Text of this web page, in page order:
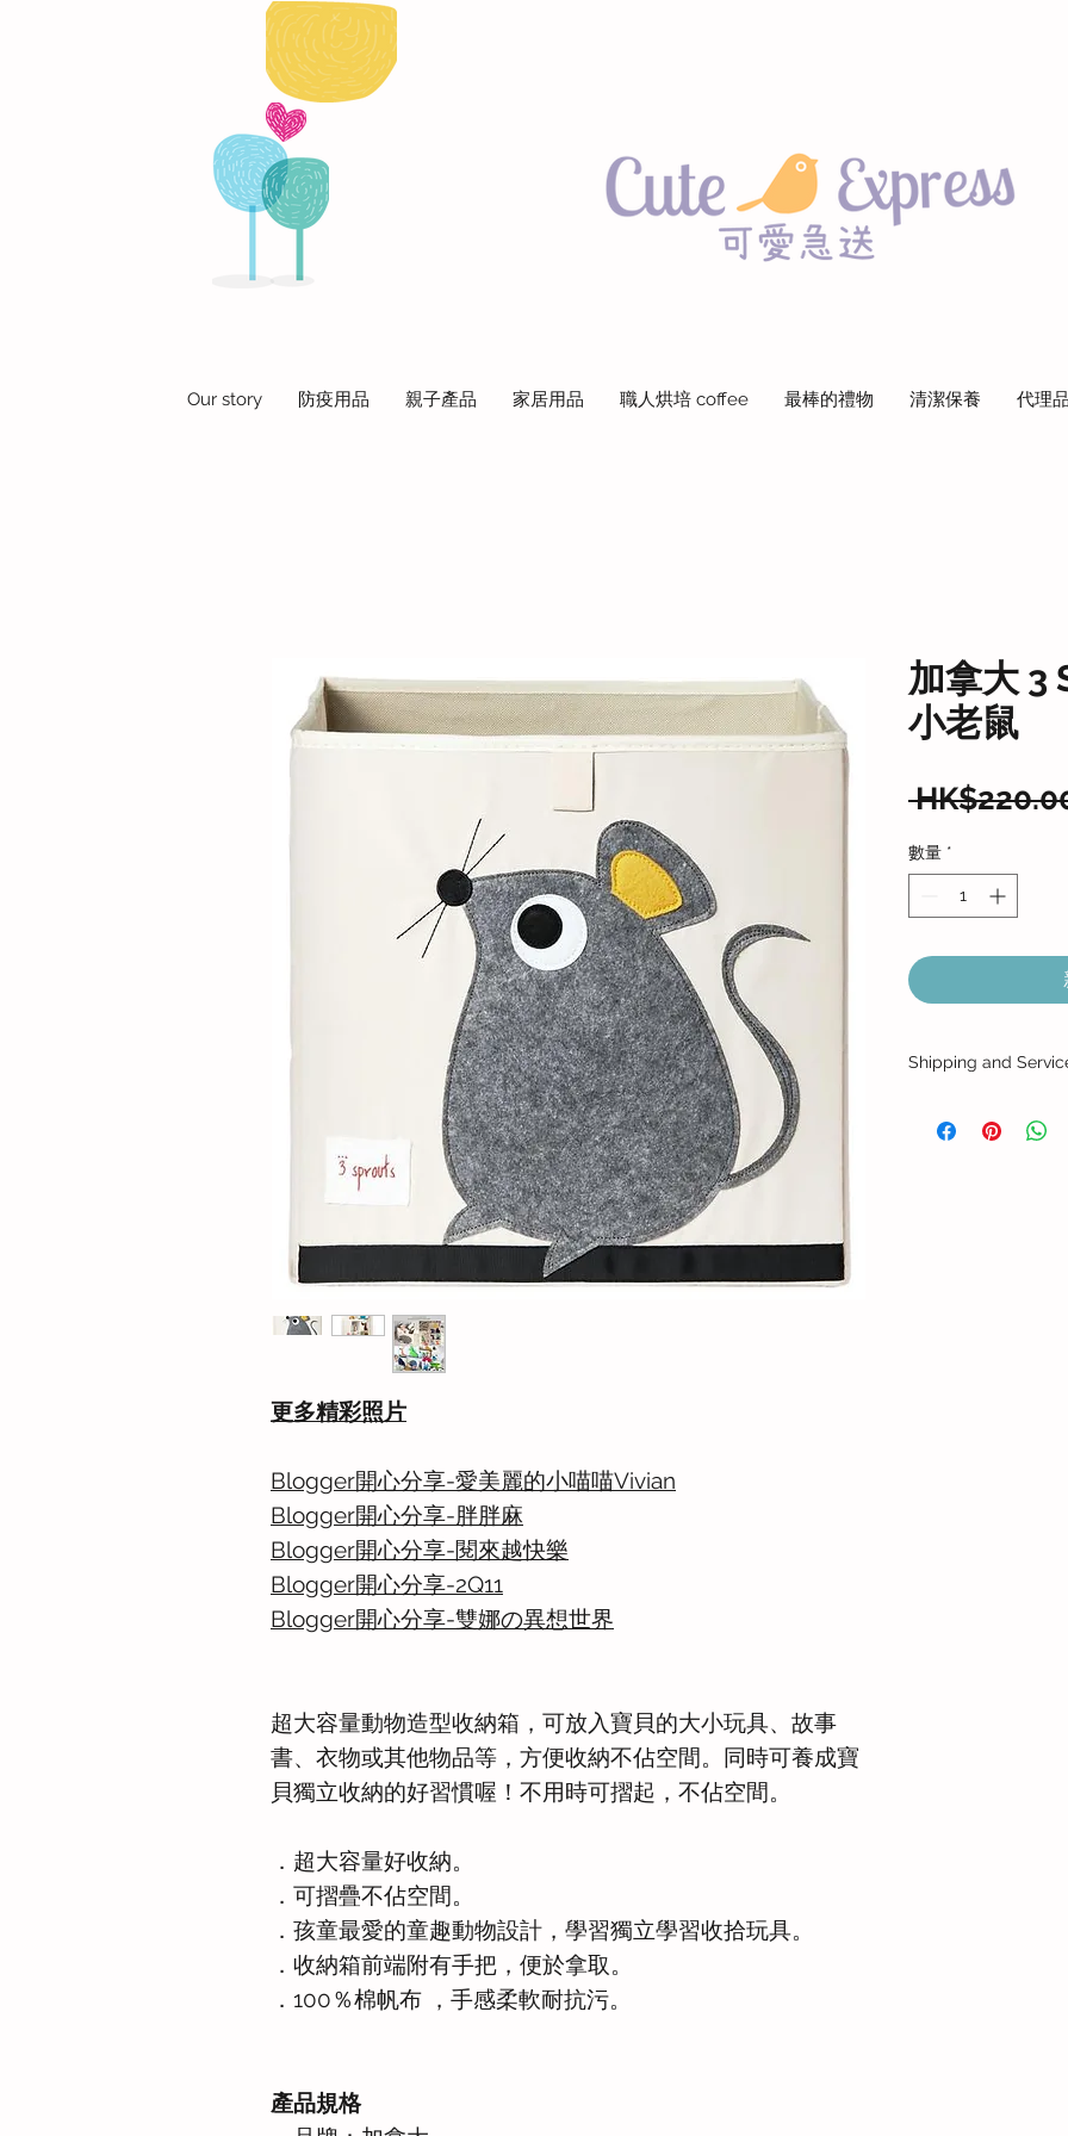
Our story 防疫用品 親子產品 家居用品 職人烘培 coffee 最棒的禮物 清潔保養 代理
更多精彩照片
Blogger開心分享-愛美麗的小喵喵Vivian
Blogger開心分享-胖胖麻
Blogger開心分享-閱來越快樂
Blogger開心分享-2Q11
Blogger開心分享-雙娜の異想世界
超大容量動物造型收納箱，可放入寶貝的大小玩具、故事
書、衣物或其他物品等，方便收納不佔空間。同時可養成寶
貝獨立收納的好習慣喔！不用時可摺起，不佔空間。
．超大容量好收納。
．可摺疊不佔空間。
．孩童最愛的童趣動物設計，學習獨立學習收拾玩具。
．收納箱前端附有手把，便於拿取。
．100％棉帆布 ，手感柔軟耐抗污。
產品規格
加拿大 3
小老鼠
數量 *
Shipping and
順豐快遞配送，如收